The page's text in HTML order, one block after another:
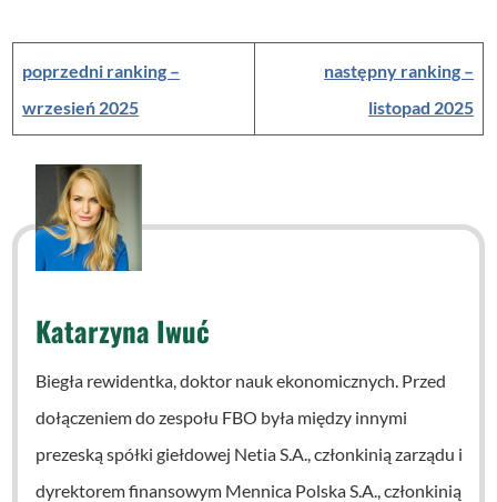
poprzedni ranking –
wrzesień 2025
następny ranking –
listopad 2025
Katarzyna Iwuć
Biegła rewidentka, doktor nauk ekonomicznych. Przed
dołączeniem do zespołu FBO była między innymi
prezeską spółki giełdowej Netia S.A., członkinią zarządu i
dyrektorem finansowym Mennica Polska S.A., członkinią